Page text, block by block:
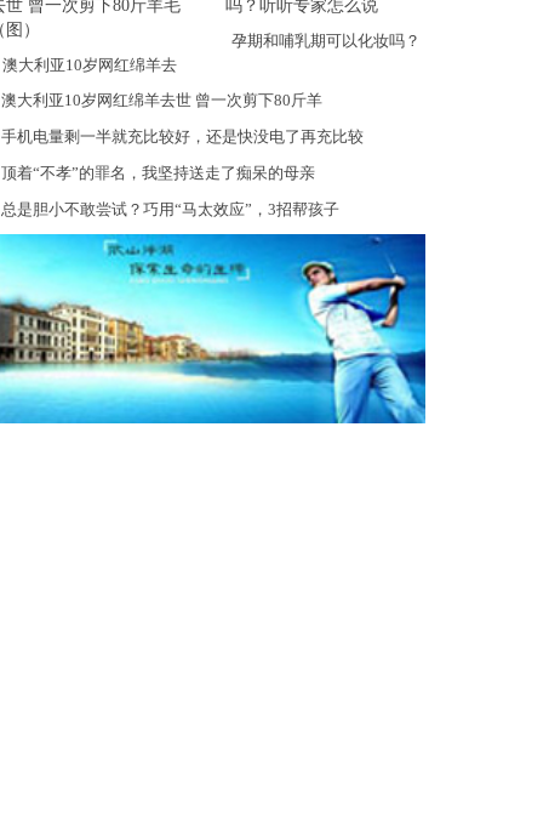
澳大利亚10岁网红绵羊去
孕期和哺乳期可以化妆吗？
澳大利亚10岁网红绵羊去世 曾一次剪下80斤羊
手机电量剩一半就充比较好，还是快没电了再充比较
顶着“不孝”的罪名，我坚持送走了痴呆的母亲
总是胆小不敢尝试？巧用“马太效应”，3招帮孩子